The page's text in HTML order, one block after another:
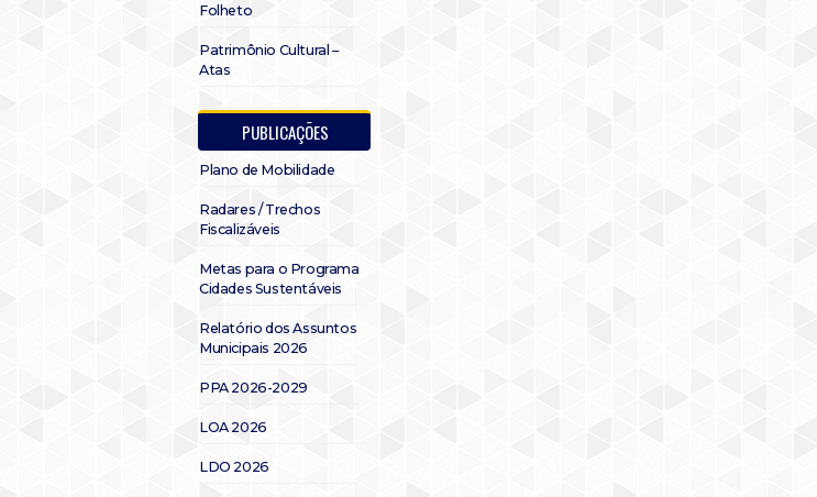
Folheto
Patrimônio Cultural –
Atas
PUBLICAÇÕES
Plano de Mobilidade
Radares / Trechos
Fiscalizáveis
Metas para o Programa
Cidades Sustentáveis
Relatório dos Assuntos
Municipais 2026
PPA 2026-2029
LOA 2026
LDO 2026